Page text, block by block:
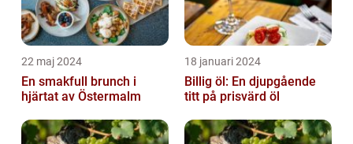
22 maj 2024
En smakfull brunch i
hjärtat av Östermalm
18 januari 2024
Billig öl: En djupgående
titt på prisvärd öl